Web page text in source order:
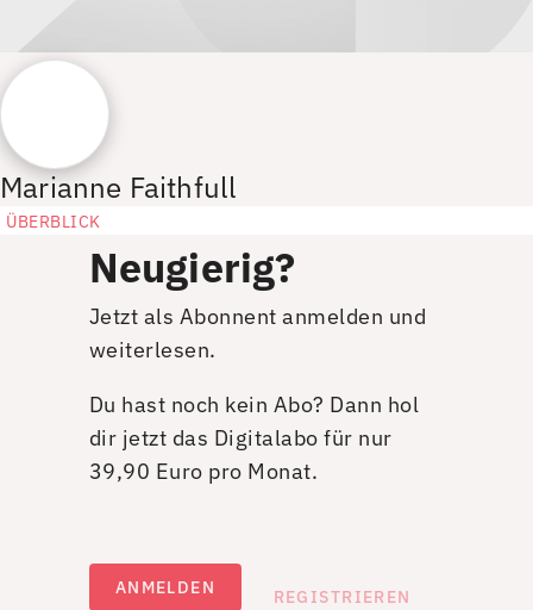
Marianne Faithfull
ÜBERBLICK
Neugierig?
Jetzt als Abonnent anmelden und
weiterlesen.
Du hast noch kein Abo? Dann hol
dir jetzt das Digitalabo für nur
39,90 Euro pro Monat.
ANMELDEN REGISTRIEREN